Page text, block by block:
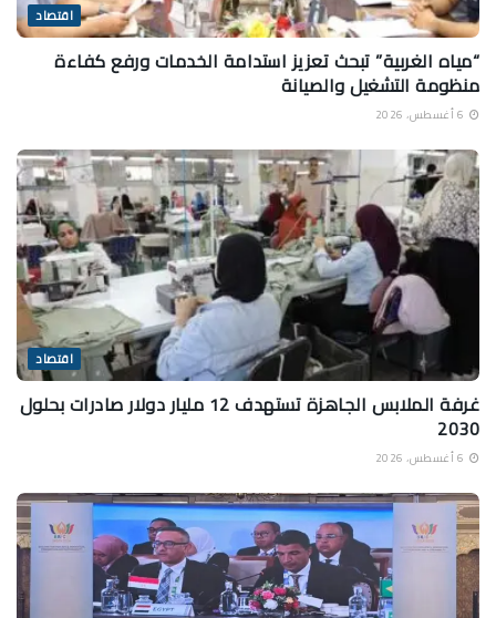
اقتصاد
“مياه الغربية” تبحث تعزيز استدامة الخدمات ورفع كفاءة
منظومة التشغيل والصيانة
اقتصاد
غرفة الملابس الجاهزة تستهدف 12 مليار دولار صادرات بحلول
2030